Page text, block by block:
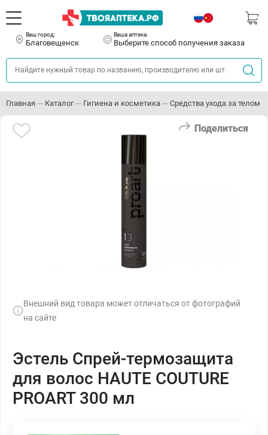
Ваш город:
Благовещенск
Ваша аптека:
Выберите способ получения заказа
Главная Каталог Гигиена и косметика Средства ухода за телом
Поделиться
Внешний вид товара может отличаться от фотографий
на сайте
Эстель Спрей-термозащита
для волос HAUTE COUTURE
PROART 300 мл